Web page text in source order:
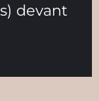
devant